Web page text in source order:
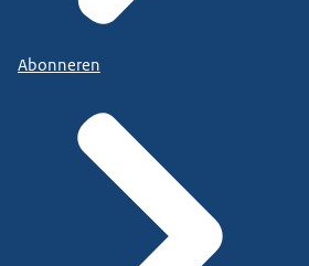
Abonneren